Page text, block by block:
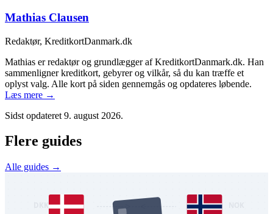
Mathias Clausen
Redaktør, KreditkortDanmark.dk
Mathias er redaktør og grundlægger af KreditkortDanmark.dk. Han
sammenligner kreditkort, gebyrer og vilkår, så du kan træffe et
oplyst valg. Alle kort på siden gennemgås og opdateres løbende.
Læs mere →
Sidst opdateret 9. august 2026.
Flere guides
Alle guides →